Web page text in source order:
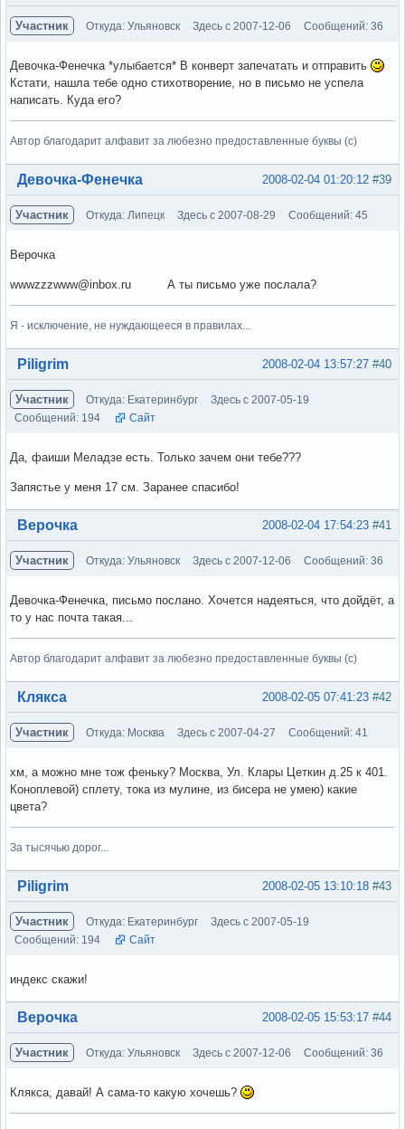
Участник Откуда: Ульяновск Здесь с 2007-12-06 Сообщений: 36
Девочка-Фенечка *улыбается* В конверт запечатать и отправить
Кстати, нашла тебе одно стихотворение, но в письмо не успела
написать. Куда его?
Автор благодарит алфавит за любезно предоставленные буквы (с)
Вне форума #39
2008-02-04 01:20:12
Девочка-Фенечка
Участник Откуда: Липецк Здесь с 2007-08-29 Сообщений: 45
Верочка
wwwzzzwww@inbox.ru А ты письмо уже послала?
Я - исключение, не нуждающееся в правилах...
Вне форума #40
2008-02-04 13:57:27
Piligrim
Участник Откуда: Екатеринбург
Здесь с 2007-05-19
Сообщений: 194
Сайт
Да, фаиши Меладзе есть. Только зачем они тебе???
Запястье у меня 17 см. Заранее спасибо!
Вне форума #41
2008-02-04 17:54:23
Верочка
Участник Откуда: Ульяновск Здесь с 2007-12-06 Сообщений: 36
Девочка-Фенечка, письмо послано. Хочется надеяться, что дойдёт, а
то у нас почта такая...
Автор благодарит алфавит за любезно предоставленные буквы (с)
Вне форума #42
2008-02-05 07:41:23
Клякса
Участник Откуда: Москва Здесь с 2007-04-27 Сообщений: 41
хм, а можно мне тож феньку? Москва, Ул. Клары Цеткин д.25 к 401.
Коноплевой) сплету, тока из мулине, из бисера не умею) какие
цвета?
За тысячью дорог...
Вне форума #43
2008-02-05 13:10:18
Piligrim
Участник Откуда: Екатеринбург
Здесь с 2007-05-19
Сообщений: 194
Сайт
индекс скажи!
Вне форума #44
2008-02-05 15:53:17
Верочка
Участник Откуда: Ульяновск Здесь с 2007-12-06 Сообщений: 36
Клякса, давай! А сама-то какую хочешь?